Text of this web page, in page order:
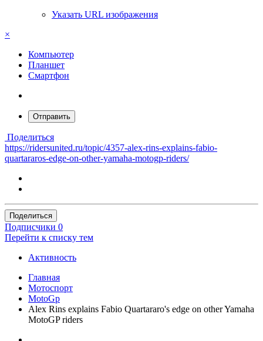
Указать URL изображения
×
Компьютер
Планшет
Смартфон
Отправить
Поделиться
https://ridersunited.ru/topic/4357-alex-rins-explains-fabio-
quartararos-edge-on-other-yamaha-motogp-riders/
Поделиться
Подписчики 0
Перейти к списку тем
Активность
Главная
Мотоспорт
MotoGp
Alex Rins explains Fabio Quartararo's edge on other Yamaha
MotoGP riders